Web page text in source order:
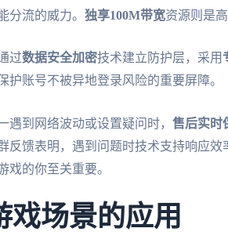
分流的威力。 独享100M带宽资源则是
过数据安全加密技术建立防护层，采用
护账号不被异地登录风险的重要屏障。
遇到网络波动或设置疑问时， 售后实时
反馈表明，遇到问题时技术支持响应
戏的你至关重要。
戏场景的应用